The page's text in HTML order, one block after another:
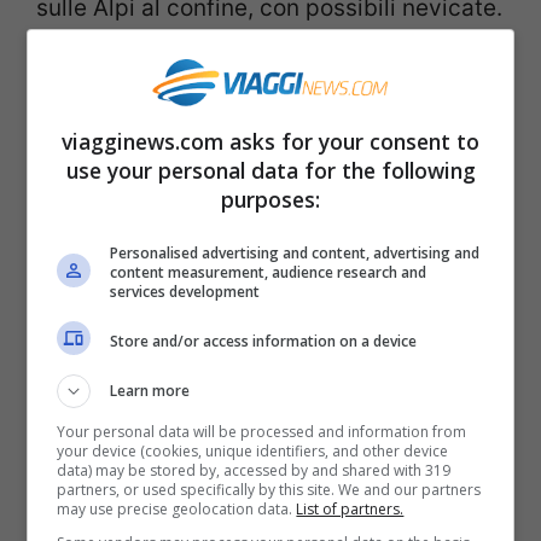
sulle Alpi al confine, con possibili nevicate.
di sereno e solo piogge locali su Abruzzo
orientale e Molise. Qualche precipitazione
è attesa in Sardegna. Soffierannoforti
venti di Maestrale, mentre
atteso il crollo delle temperature, anche di
diversi gradi. Temperature che invece
sarannno stabili altrove.
L’annunciata
domenica sera, investiràil Sud Italia,
portata da correnti più fresche di origine
Nordorientale, come la Bora, ma ancora
viagginews.com asks for your consent to
use your personal data for the following
purposes:
Personalised advertising and content, advertising and
content measurement, audience research and
services development
Store and/or access information on a device
Learn more
Your personal data will be processed and information from
your device (cookies, unique identifiers, and other device
data) may be stored by, accessed by and shared with 319
partners, or used specifically by this site. We and our partners
may use precise geolocation data. List of partners.